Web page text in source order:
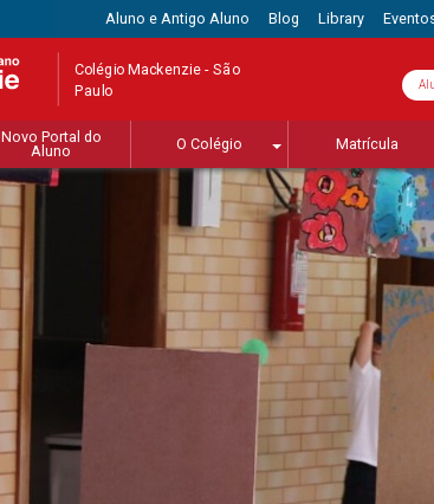
Aluno e Antigo Aluno Blog Library
Colégio Mackenzie - São
Paulo
Novo Portal do
Aluno
O Colégio Matrícula